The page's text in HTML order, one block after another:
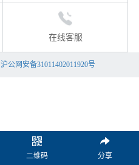
在线客服
沪公网安备31011402011920号
二维码 分享